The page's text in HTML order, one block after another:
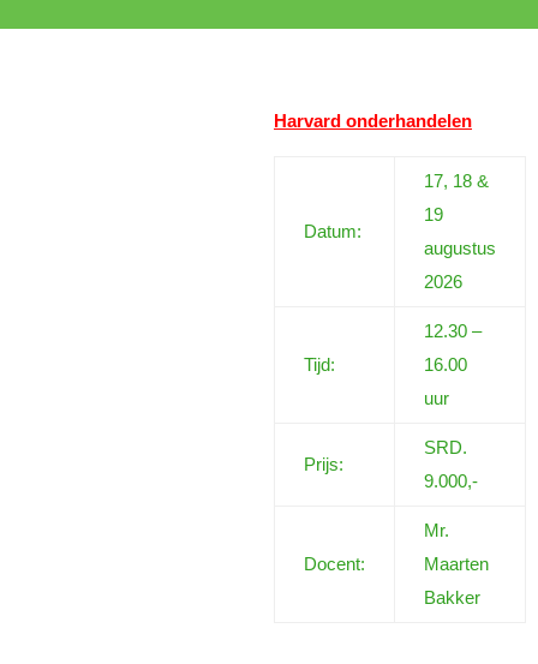
Harvard onderhandelen
Datum:
17, 18 &
19
augustus
2026
Tijd:
12.30 –
16.00
uur
Prijs:
SRD.
9.000,-
Docent:
Mr.
Maarten
Bakker